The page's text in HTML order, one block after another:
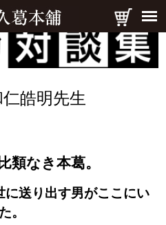
皓明先生
類なき本葛。
送り出す男がここにい
た。